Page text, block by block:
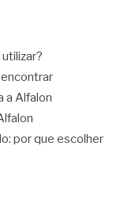
encontrar
a Alfalon
por que escolher